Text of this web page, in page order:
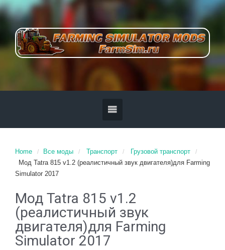
Home Все моды Транспорт
Грузовой транспорт
Мод Tatra 815 v1.2 (реалистичный звук двигателя)для Farming
Simulator 2017
Мод Tatra 815 v1.2
(реалистичный звук
двигателя)для Farming
Simulator 2017